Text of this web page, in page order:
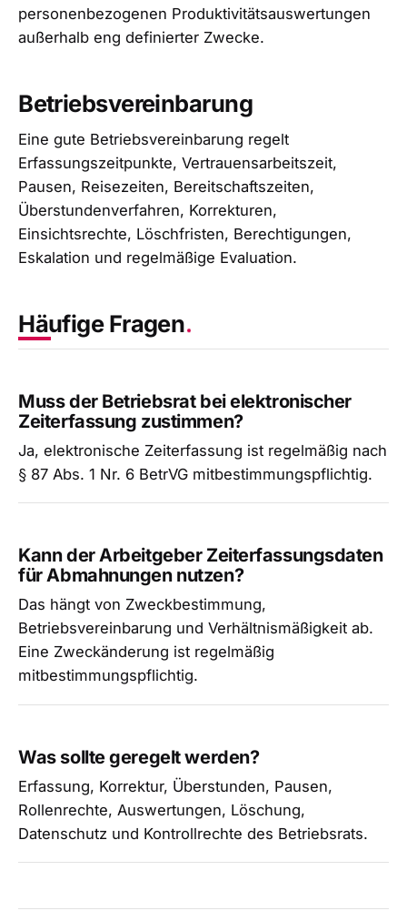
personenbezogenen Produktivitätsauswertungen
außerhalb eng definierter Zwecke.
Betriebsvereinbarung
Eine gute Betriebsvereinbarung regelt
Erfassungszeitpunkte, Vertrauensarbeitszeit,
Pausen, Reisezeiten, Bereitschaftszeiten,
Überstundenverfahren, Korrekturen,
Einsichtsrechte, Löschfristen, Berechtigungen,
Eskalation und regelmäßige Evaluation.
Häufige Fragen
Muss der Betriebsrat bei elektronischer
Zeiterfassung zustimmen?
Ja, elektronische Zeiterfassung ist regelmäßig nach
§ 87 Abs. 1 Nr. 6 BetrVG mitbestimmungspflichtig.
Kann der Arbeitgeber Zeiterfassungsdaten
für Abmahnungen nutzen?
Das hängt von Zweckbestimmung,
Betriebsvereinbarung und Verhältnismäßigkeit ab.
Eine Zweckänderung ist regelmäßig
mitbestimmungspflichtig.
Was sollte geregelt werden?
Erfassung, Korrektur, Überstunden, Pausen,
Rollenrechte, Auswertungen, Löschung,
Datenschutz und Kontrollrechte des Betriebsrats.